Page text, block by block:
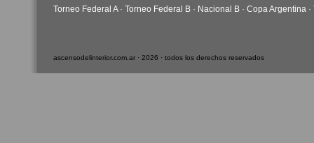
Torneo Federal A· Torneo Federal B · Nacional B · Copa Argentina ·
ascensodelinterior.com.ar · 2026 · todos los derechos reservados